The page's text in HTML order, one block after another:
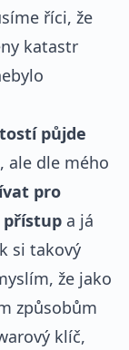
říci, že
katastr
půjde
, ale dle mého
pro
přístup a já
si takový
že jako
způsobům
klíč,